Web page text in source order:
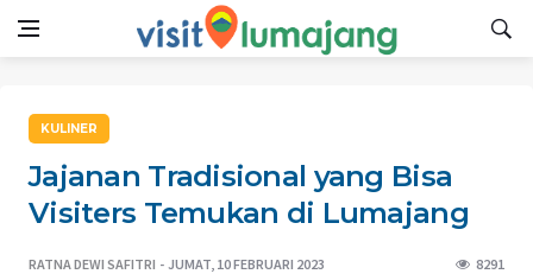
KULINER
Jajanan Tradisional yang Bisa
Visiters Temukan di Lumajang
RATNA DEWI SAFITRI JUMAT, 10 FEBRUARI 2023 8291